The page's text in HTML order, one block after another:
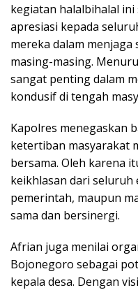
kegiatan halalbihalal
apresiasi kepada
mereka dalam
masing-masing.
sangat penting dalam
kondusif di tengah
Kapolres menegaskan
ketertiban masyarakat
bersama. Oleh karena
keikhlasan dari seluruh
pemerintah, maupun
sama dan bersinergi.
Afrian juga menilai
Bojonegoro sebagai
kepala desa. Dengan